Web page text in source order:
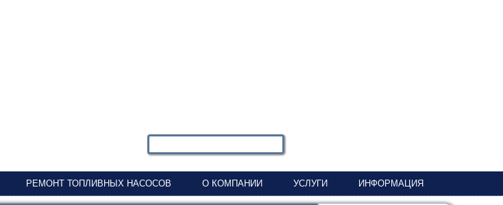
РЕМОНТ ТОПЛИВНЫХ НАСОСОВ О КОМПАНИИ УСЛУГИ ИНФОРМАЦИЯ